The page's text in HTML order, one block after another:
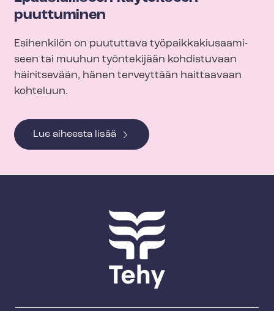
puuttuminen
Esihenkilön on puututtava työ­paik­ka­kiusaa­mi­
seen tai muuhun työntekijään kohdistuvaan
häiritsevään, hänen terveyttään haittaavaan
kohteluun.
Lue aiheesta lisää